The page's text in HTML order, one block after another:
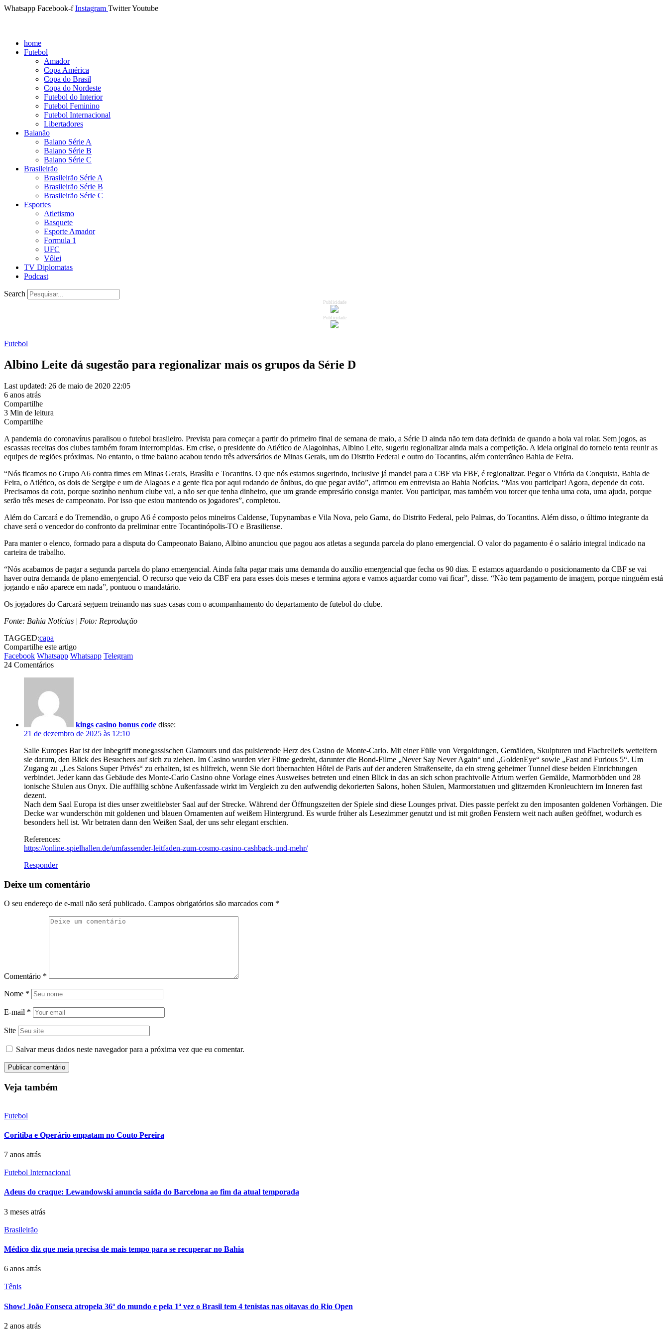
Whatsapp Facebook-f Instagram TwitterYoutube
home
Futebol
Amador
Copa América
Copa do Brasil
Copa do Nordeste
Futebol do Interior
Futebol Feminino
Futebol Internacional
Libertadores
Baianão
Baiano Série A
Baiano Série B
Baiano Série C
Brasileirão
Brasileirão Série A
Brasileirão Série B
Brasileirão Série C
Esportes
Atletismo
Basquete
Esporte Amador
Formula 1
UFC
Vôlei
TV Diplomatas
Podcast
Search
Publicidade
Publicidade
Futebol
Albino Leite dá sugestão para regionalizar mais os grupos da Série D
Last updated: 26 de maio de 2020 22:05
6 anos atrás
Compartilhe
3 Min de leitura
Compartilhe
A pandemia do coronavírus paralisou o futebol brasileiro. Prevista para começar a partir do primeiro final de semana de maio, a Série D ainda não tem data definida de quando a bola vai rolar. Sem jogos, as
escassas receitas dos clubes também foram interrompidas. Em crise, o presidente do Atlético de Alagoinhas, Albino Leite, sugeriu regionalizar ainda mais a competição. A ideia original do torneio tenta reunir as
equipes de regiões próximas. No entanto, o time baiano acabou tendo três adversários de Minas Gerais, um do Distrito Federal e outro do Tocantins, além conterrâneo Bahia de Feira.
“Nós ficamos no Grupo A6 contra times em Minas Gerais, Brasília e Tocantins. O que nós estamos sugerindo, inclusive já mandei para a CBF via FBF, é regionalizar. Pegar o Vitória da Conquista, Bahia de
Feira, o Atlético, os dois de Sergipe e um de Alagoas e a gente fica por aqui rodando de ônibus, do que pegar avião”, afirmou em entrevista ao Bahia Notícias. “Mas vou participar! Agora, depende da cota.
Precisamos da cota, porque sozinho nenhum clube vai, a não ser que tenha dinheiro, que um grande empresário consiga manter. Vou participar, mas também vou torcer que tenha uma cota, uma ajuda, porque
serão três meses de campeonato. Por isso que estou mantendo os jogadores”, completou.
Além do Carcará e do Tremendão, o grupo A6 é composto pelos mineiros Caldense, Tupynambas e Vila Nova, pelo Gama, do Distrito Federal, pelo Palmas, do Tocantins. Além disso, o último integrante da
chave será o vencedor do confronto da preliminar entre Tocantinópolis-TO e Brasiliense.
Para manter o elenco, formado para a disputa do Campeonato Baiano, Albino anunciou que pagou aos atletas a segunda parcela do plano emergencial. O valor do pagamento é o salário integral indicado na
carteira de trabalho.
“Nós acabamos de pagar a segunda parcela do plano emergencial. Ainda falta pagar mais uma demanda do auxílio emergencial que fecha os 90 dias. E estamos aguardando o posicionamento da CBF se vai
haver outra demanda de plano emergencial. O recurso que veio da CBF era para esses dois meses e termina agora e vamos aguardar como vai ficar”, disse. “Não tem pagamento de imagem, porque ninguém está
jogando e não aparece em nada”, pontuou o mandatário.
Os jogadores do Carcará seguem treinando nas suas casas com o acompanhamento do departamento de futebol do clube.
Fonte: Bahia Notícias | Foto: Reprodução
TAGGED:capa
Compartilhe este artigo
Facebook Whatsapp Whatsapp Telegram
24 Comentários
kings casino bonus code disse:
21 de dezembro de 2025 às 12:10
Salle Europes Bar ist der Inbegriff monegassischen Glamours und das pulsierende Herz des Casino de Monte-Carlo. Mit einer Fülle von Vergoldungen, Gemälden, Skulpturen und Flachreliefs wetteifern
sie darum, den Blick des Besuchers auf sich zu ziehen. Im Casino wurden vier Filme gedreht, darunter die Bond-Filme „Never Say Never Again“ und „GoldenEye“ sowie „Fast and Furious 5“. Um
Zugang zu „Les Salons Super Privés“ zu erhalten, ist es hilfreich, wenn Sie dort übernachten Hôtel de Paris auf der anderen Straßenseite, da ein streng geheimer Tunnel diese beiden Einrichtungen
verbindet. Jeder kann das Gebäude des Monte-Carlo Casino ohne Vorlage eines Ausweises betreten und einen Blick in das an sich schon prachtvolle Atrium werfen Gemälde, Marmorböden und 28
ionische Säulen aus Onyx. Die auffällig schöne Außenfassade wirkt im Vergleich zu den aufwendig dekorierten Salons, hohen Säulen, Marmorstatuen und glitzernden Kronleuchtern im Inneren fast
dezent.
Nach dem Saal Europa ist dies unser zweitliebster Saal auf der Strecke. Während der Öffnungszeiten der Spiele sind diese Lounges privat. Dies passte perfekt zu den imposanten goldenen Vorhängen. Die
Decke war wunderschön mit goldenen und blauen Ornamenten auf weißem Hintergrund. Es wurde früher als Lesezimmer genutzt und ist mit großen Fenstern weit nach außen geöffnet, wodurch es
besonders hell ist. Wir betraten dann den Weißen Saal, der uns sehr elegant erschien.
References:
https://online-spielhallen.de/umfassender-leitfaden-zum-cosmo-casino-cashback-und-mehr/
Responder
Deixe um comentário
O seu endereço de e-mail não será publicado. Campos obrigatórios são marcados com *
Comentário *
Nome *
E-mail *
Site
Salvar meus dados neste navegador para a próxima vez que eu comentar.
Veja também
Futebol
Coritiba e Operário empatam no Couto Pereira
7 anos atrás
Futebol Internacional
Adeus do craque: Lewandowski anuncia saída do Barcelona ao fim da atual temporada
3 meses atrás
Brasileirão
Médico diz que meia precisa de mais tempo para se recuperar no Bahia
6 anos atrás
Tênis
Show! João Fonseca atropela 36º do mundo e pela 1ª vez o Brasil tem 4 tenistas nas oitavas do Rio Open
2 anos atrás